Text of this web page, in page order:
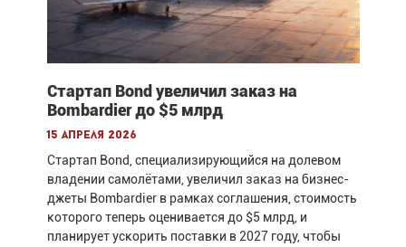
Стартап Bond увеличил заказ на
Bombardier до $5 млрд
15 апреля 2026
Стартап Bond, специализирующийся на долевом
владении самолётами, увеличил заказ на бизнес-
джеты Bombardier в рамках соглашения, стоимость
которого теперь оценивается до $5 млрд, и
планирует ускорить поставки в 2027 году, чтобы